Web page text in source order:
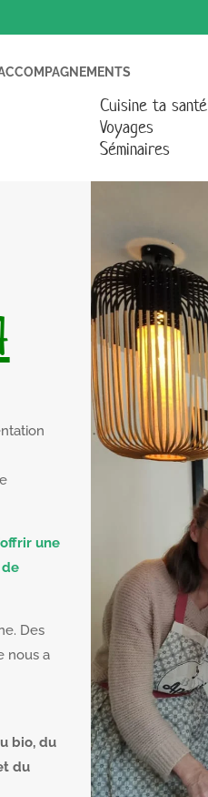
Cuisine ta santé
Voyages
Séminaires
une
Des
nous a
bio, du
du